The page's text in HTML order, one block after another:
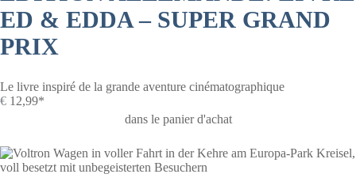
ED & EDDA – SUPER GRAND
PRIX
Le livre inspiré de la grande aventure cinématographique
€ 12,99*
dans le panier d'achat